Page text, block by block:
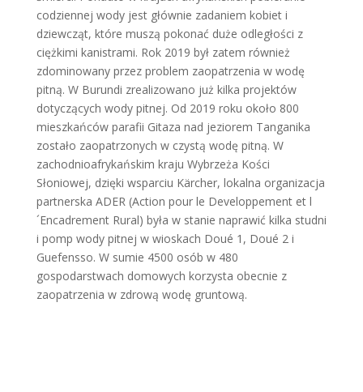
codziennej wody jest głównie zadaniem kobiet i
dziewcząt, które muszą pokonać duże odległości z
ciężkimi kanistrami. Rok 2019 był zatem również
zdominowany przez problem zaopatrzenia w wodę
pitną. W Burundi zrealizowano już kilka projektów
dotyczących wody pitnej. Od 2019 roku około 800
mieszkańców parafii Gitaza nad jeziorem Tanganika
zostało zaopatrzonych w czystą wodę pitną. W
zachodnioafrykańskim kraju Wybrzeża Kości
Słoniowej, dzięki wsparciu Kärcher, lokalna organizacja
partnerska ADER (Action pour le Developpement et l
´Encadrement Rural) była w stanie naprawić kilka studni
i pomp wody pitnej w wioskach Doué 1, Doué 2 i
Guefensso. W sumie 4500 osób w 480
gospodarstwach domowych korzysta obecnie z
zaopatrzenia w zdrową wodę gruntową.